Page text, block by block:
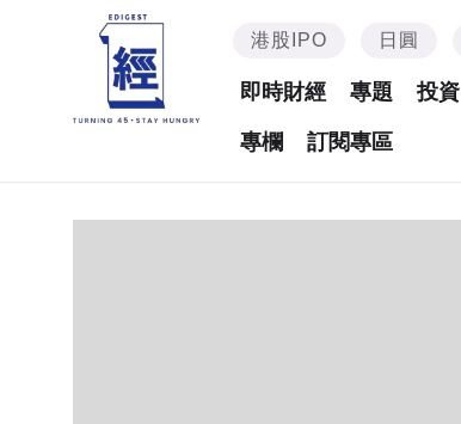
港股IPO 日圓
即時財經 專題 投資
專欄 訂閱專區